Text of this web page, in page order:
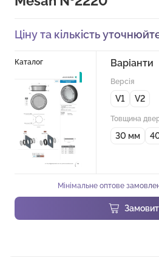
Ціну та кількість
Каталог Варіанти
Версія
V1 V2
Товщина
30 мм
Мінімальне оптове